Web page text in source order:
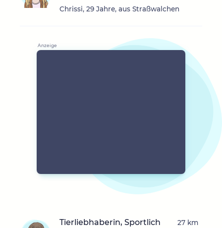
Chrissi, 29 Jahre, aus Straßwalchen
Tierliebhaberin, Sportlich 27 km